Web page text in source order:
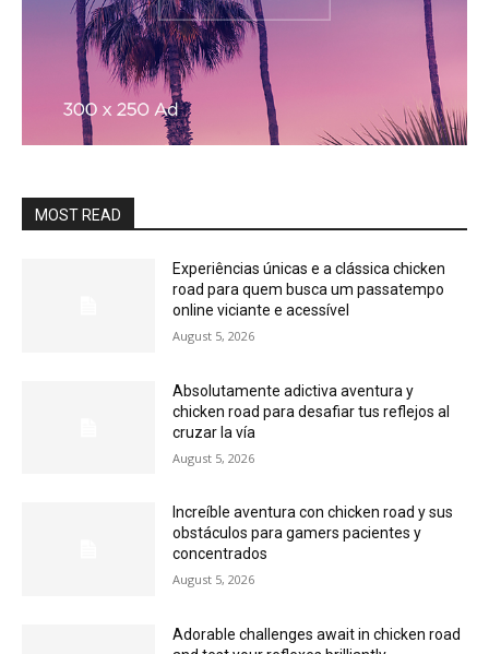
MOST READ
Experiências únicas e a clássica chicken
road para quem busca um passatempo
online viciante e acessível
August 5, 2026
Absolutamente adictiva aventura y
chicken road para desafiar tus reflejos al
cruzar la vía
August 5, 2026
Increíble aventura con chicken road y sus
obstáculos para gamers pacientes y
concentrados
August 5, 2026
Adorable challenges await in chicken road